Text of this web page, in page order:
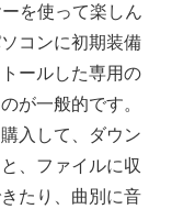
を使って楽しん
コンに初期装備
ールした専用の
が一般的です。
入して、ダウン
、ファイルに収
たり、曲別に音